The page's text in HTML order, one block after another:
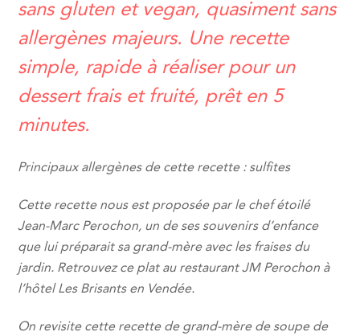
sans gluten et vegan, quasiment sans
allergènes majeurs. Une recette
simple, rapide à réaliser pour un
dessert frais et fruité, prêt en 5
minutes.
Principaux allergènes de cette recette : sulfites
Cette recette nous est proposée par le chef étoilé
Jean-Marc Perochon, un de ses souvenirs d’enfance
que lui préparait sa grand-mère avec les fraises du
jardin. Retrouvez ce plat au restaurant JM Perochon à
l’hôtel Les Brisants en Vendée.
On revisite cette recette de grand-mère de soupe de